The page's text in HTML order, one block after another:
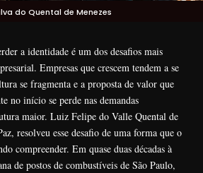
do Quental de Menezes
a identidade é um dos desafios mais
Empresas que crescem tendem a se
se fragmenta e a proposta de valor que
no início se perde nas demandas
maior. Luiz Felipe do Valle Quental de
resolveu esse desafio de uma forma que o
compreender. Em quase duas décadas à
de postos de combustíveis de São Paulo,